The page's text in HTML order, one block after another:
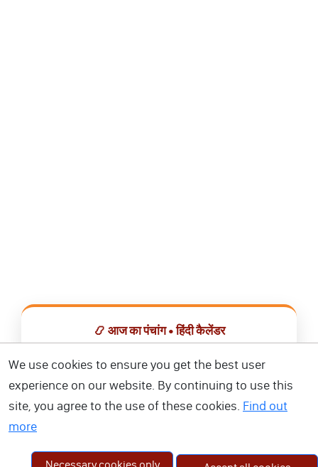
📿 आज का पंचांग • हिंदी कैलेंडर
📅 हिंदी कैलेंडर ऐप डाउनलोड करें
We use cookies to ensure you get the best user
experience on our website. By continuing to use this
site, you agree to the use of these cookies. Find out
more